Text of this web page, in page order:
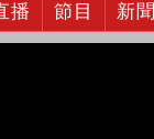
播 節目 新聞